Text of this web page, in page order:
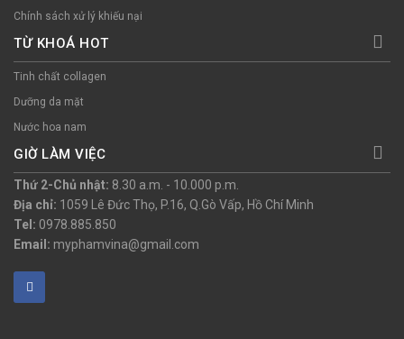
Chính sách xử lý khiếu nại
TỪ KHOÁ HOT
Tinh chất collagen
Dưỡng da mặt
Nước hoa nam
GIỜ LÀM VIỆC
Thứ 2-Chủ nhật: 8.30 a.m. - 10.000 p.m.
Địa chỉ: 1059 Lê Đức Thọ, P.16, Q.Gò Vấp, Hồ Chí Minh
Tel: 0978.885.850
Email: myphamvina@gmail.com